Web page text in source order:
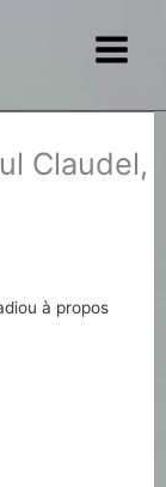
Claudel,
à propos